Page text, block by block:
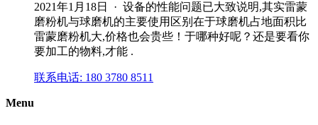
2021年1月18日 · 设备的性能问题已大致说明,其实雷蒙
磨粉机与球磨机的主要使用区别在于球磨机占地面积比
雷蒙磨粉机大,价格也会贵些！于哪种好呢？还是要看你
要加工的物料,才能 .
联系电话: 180 3780 8511
Menu